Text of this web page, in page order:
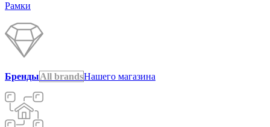
Рамки
БрендыAll brandsНашего магазина